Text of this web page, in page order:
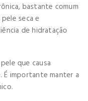
bastante comum
seca e
de hidratação
que causa
É importante manter a